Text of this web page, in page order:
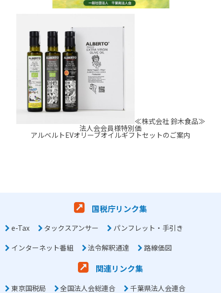
≪株式会社 鈴木食品≫
法人会会員様特別価
アルベルトEVオリーブオイルギフトセットのご案内
国税庁リンク集
e-Tax タックスアンサー
パンフレット・手引き
インターネット番組
法令解釈通達 路線価図
関連リンク集
東京国税局 全国法人会総連合 千葉県法人会連合